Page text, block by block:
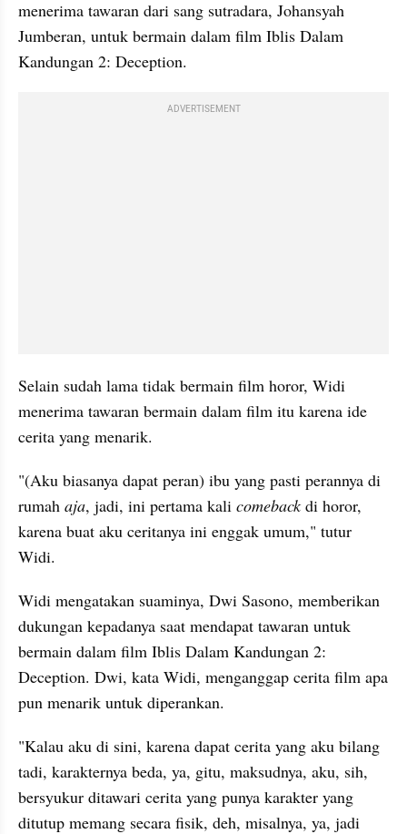
menerima tawaran dari sang sutradara, Johansyah
Jumberan, untuk bermain dalam film Iblis Dalam
Kandungan 2: Deception.
ADVERTISEMENT
Selain sudah lama tidak bermain film horor, Widi
menerima tawaran bermain dalam film itu karena ide
cerita yang menarik.
"(Aku biasanya dapat peran) ibu yang pasti perannya di
rumah aja, jadi, ini pertama kali comeback di horor,
karena buat aku ceritanya ini enggak umum," tutur
Widi.
Widi mengatakan suaminya, Dwi Sasono, memberikan
dukungan kepadanya saat mendapat tawaran untuk
bermain dalam film Iblis Dalam Kandungan 2:
Deception. Dwi, kata Widi, menganggap cerita film apa
pun menarik untuk diperankan.
"Kalau aku di sini, karena dapat cerita yang aku bilang
tadi, karakternya beda, ya, gitu, maksudnya, aku, sih,
bersyukur ditawari cerita yang punya karakter yang
ditutup memang secara fisik, deh, misalnya, ya, jadi